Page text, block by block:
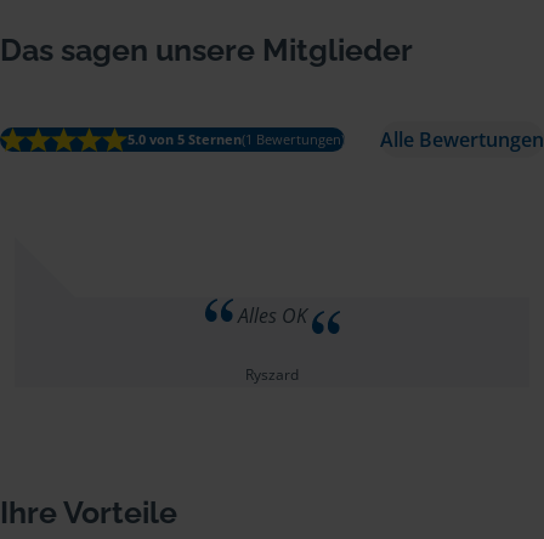
Das sagen unsere Mitglieder
5.0 von 5 Sternen(1 Bewertungen) Alle Bewertungen
Alles OK
Ryszard
Ihre Vorteile